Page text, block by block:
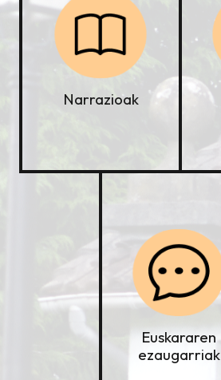
Narrazioak
Euskararen
ezaugarriak